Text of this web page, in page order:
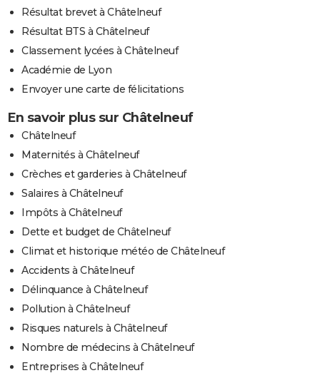
Résultat brevet à Châtelneuf
Résultat BTS à Châtelneuf
Classement lycées à Châtelneuf
Académie de Lyon
Envoyer une carte de félicitations
En savoir plus sur Châtelneuf
Châtelneuf
Maternités à Châtelneuf
Crèches et garderies à Châtelneuf
Salaires à Châtelneuf
Impôts à Châtelneuf
Dette et budget de Châtelneuf
Climat et historique météo de Châtelneuf
Accidents à Châtelneuf
Délinquance à Châtelneuf
Pollution à Châtelneuf
Risques naturels à Châtelneuf
Nombre de médecins à Châtelneuf
Entreprises à Châtelneuf